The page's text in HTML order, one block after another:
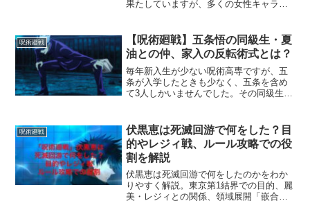
果たしていますが、多くの女性キャラク
などが主要な役割を果たしていますが、
それ以外にも多くの女性キ...
呪術廻戦
【呪術廻戦】五条悟の同級生・夏
油との仲、家入の反転術式とは？
毎年新入生が少ない呪術高専ですが、五
条が入学したときも少なく、五条を含め
て3人しかいませんでした。その同級生
の仲が気になることと、家入硝子の反転
術式についても興味があ...
呪術廻戦
伏黒恵は死滅回游で何をした？目
的やレジィ戦、ルール攻略での役
割を解説
伏黒恵は死滅回游で何をしたのかをわか
りやすく解説。東京第1結界での目的、麗
美・レジィとの関係、領域展開「嵌合暗